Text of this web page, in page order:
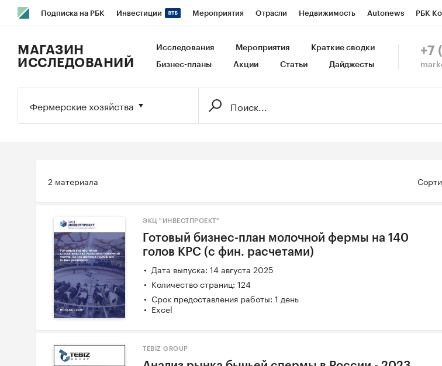
Подписка на РБК Инвестиции Мероприятия Отрасли Недвижимость Autonews РБК
Исследования Кредитные рейтинги Франшизы Газета Спецпроекты СПб Конференции СПб
МАГАЗИН
ИССЛЕДОВАНИЙ
Исследования Мероприятия Краткие сводки
Бизнес-планы Акции Статьи Дайджесты
+7
Фермерские хозяйства
2 материала
ЭКЦ "ИНВЕСТПРОЕКТ"
Готовый бизнес-план молочной фермы на 140
голов КРС (с фин. расчетами)
Дата выпуска: 14 августа 2025
Количество страниц: 124
Срок предоставления работы: 1 день
Excel
TEBIZ GROUP